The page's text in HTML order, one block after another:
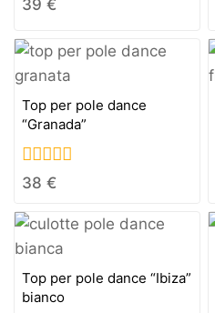
of
5
39 €
Top per pole dance
“Granada”
0
of
5
38 €
Top per pole dance “Ibiza”
bianco